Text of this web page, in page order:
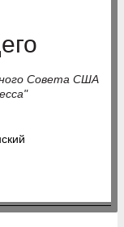
Совета США